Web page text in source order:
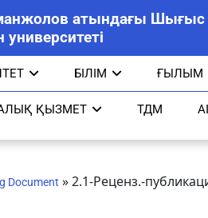
атындағы Шығыс
университеті
БІЛІМ ҒЫЛЫМ
ҚЫЗМЕТ ТДМ
Document »2.1-Реценз.-